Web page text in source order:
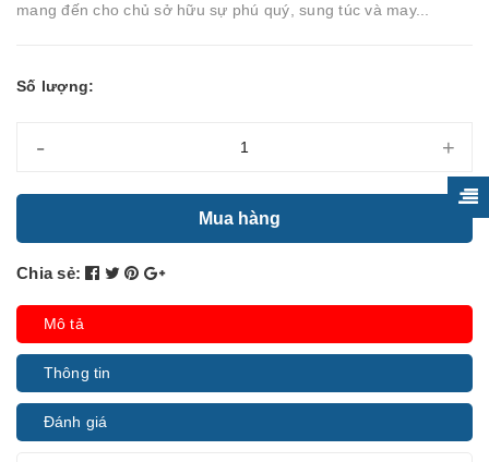
mang đến cho chủ sở hữu sự phú quý, sung túc và may...
Số lượng:
- +
Mua hàng
Chia sẻ:
Mô tả
Thông tin
Đánh giá